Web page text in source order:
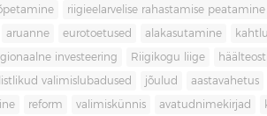
riigieelarvelise rahastamise peatamine
aruanne eurotoetused alakasutamine
investeering Riigikogu liige
valimislubadused jõulud aastavahetus
reform valimiskünnis avatudnimekirjad